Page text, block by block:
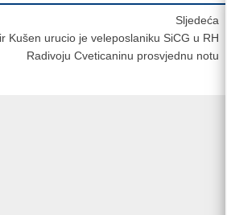
Sljedeća
Kušen urucio je veleposlaniku SiCG u RH
Radivoju Cveticaninu prosvjednu notu